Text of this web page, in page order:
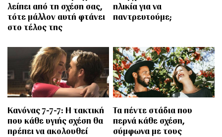
λείπει από τη σχέση σας,
τότε μάλλον αυτή φτάνει
στο τέλος της
ηλικία για να
παντρευτούμε;
Κανόνας 7-7-7: Η τακτική
που κάθε υγιής σχέση θα
πρέπει να ακολουθεί
Τα πέντε στάδια που
περνά κάθε σχέση,
σύμφωνα με τους